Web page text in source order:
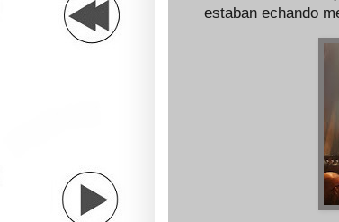
estaban echando